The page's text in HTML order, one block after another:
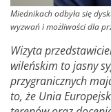
Miednikach odbyła się
wyzwań i możliwości dla
Wizyta
wileńskim to jasny
przygranicznych
to, że Unia